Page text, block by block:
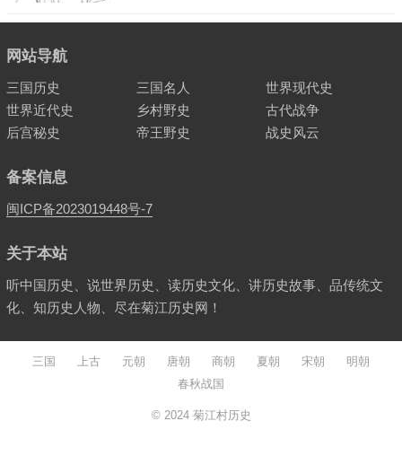
网站导航
三国历史 三国名人
世界现代史
世界近代史
乡村野史
古代战争
后宫秘史
帝王野史 战史风云
备案信息
闽ICP备2023019448号-7
关于本站
听中国历史、说世界历史、读历史文化、讲历史故事、品传统文
化、知历史人物、尽在菊江历史网！
三国 上古 元朝 唐朝 商朝 夏朝 宋朝
明朝
春秋战国
© 2024 菊江村历史